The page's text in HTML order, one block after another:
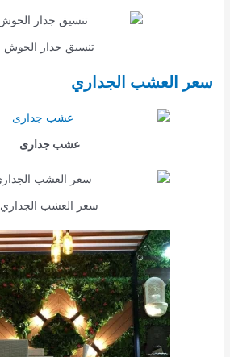
تنسيق جدار الحوش
سعر العشب الجداري
عشب جدارى
سعر العشب الجداري